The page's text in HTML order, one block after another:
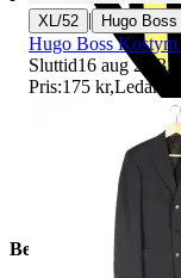
Beskrivning
XL/52 | Hugo Boss
Hugo Boss
Sluttid16 aug 20:33
Pris:175 kr,